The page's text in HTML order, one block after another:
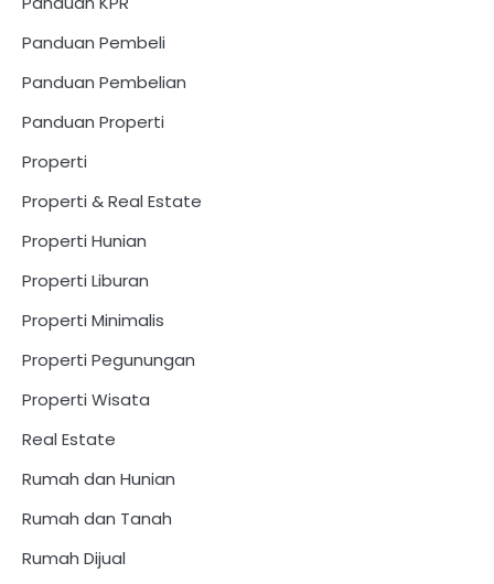
Panduan Pembeli
Panduan Pembelian
Panduan Properti
Properti
Properti & Real Estate
Properti Hunian
Properti Liburan
Properti Minimalis
Properti Pegunungan
Properti Wisata
Real Estate
Rumah dan Hunian
Rumah dan Tanah
Rumah Dijual